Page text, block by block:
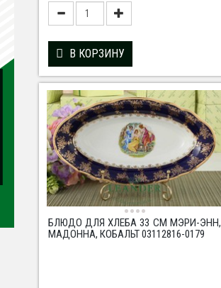
В КОРЗИНУ
БЛЮДО ДЛЯ ХЛЕБА 33 СМ МЭРИ-ЭНН,
МАДОННА, КОБАЛЬТ 03112816-0179